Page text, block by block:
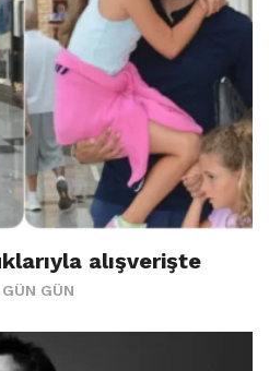
alışverişte
GÜN